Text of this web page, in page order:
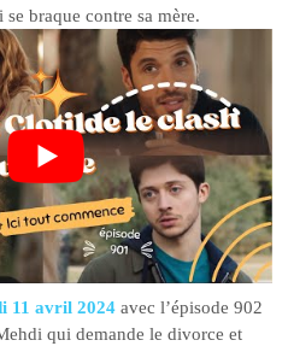
braque contre sa mère.
11 avril 2024 avec l’épisode 902
qui demande le divorce et